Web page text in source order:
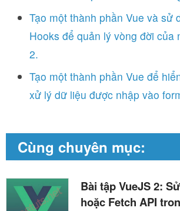
Tạo một thành phần Vue và sử
Hooks để quản lý vòng đời của
2.
Tạo một thành phần Vue để
xử lý dữ liệu được nhập vào
Cùng chuyên mục:
Bài tập VueJS 2:
hoặc Fetch API